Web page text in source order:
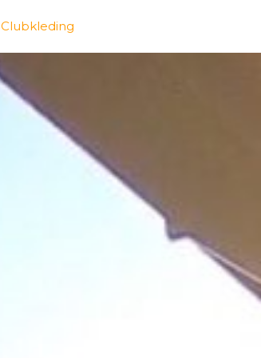
Clubkleding